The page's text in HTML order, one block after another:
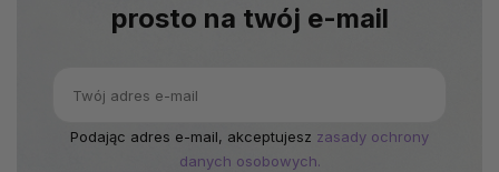
prosto na twój e-mail
Podając adres e-mail, akceptujesz zasady ochrony
danych osobowych.